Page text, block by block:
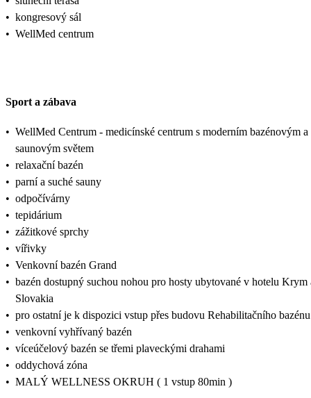
• kongresový sál
• WellMed centrum
Sport a zábava
• WellMed Centrum - medicínské centrum s moderním bazénovým a
saunovým světem
• relaxační bazén
• parní a suché sauny
• odpočívárny
• tepidárium
• zážitkové sprchy
• vířivky
• Venkovní bazén Grand
• bazén dostupný suchou nohou pro hosty ubytované v hotelu Krym
Slovakia
• pro ostatní je k dispozici vstup přes budovu Rehabilitačního bazénu
• venkovní vyhřívaný bazén
• víceúčelový bazén se třemi plaveckými drahami
• oddychová zóna
• MALÝ WELLNESS OKRUH ( 1 vstup 80min )